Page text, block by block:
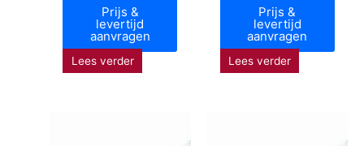
Prijs &
levertijd
aanvragen
Lees verder
Prijs &
levertijd
aanvragen
Lees verder